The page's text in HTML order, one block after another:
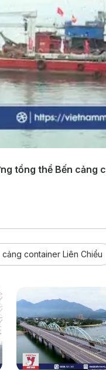
tổng thể Bến cảng
cảng container Liên Chiểu